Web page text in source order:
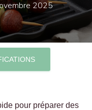
2025
pour préparer des